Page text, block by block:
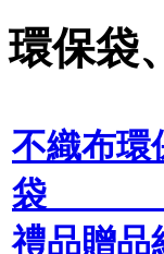
環保袋
不織布環
禮品贈品